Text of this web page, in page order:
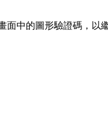
面中的圖形驗證碼，以